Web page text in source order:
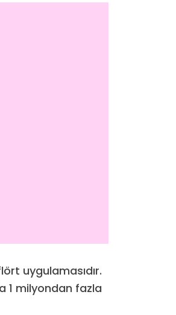
uygulamasıdır.
1 milyondan fazla